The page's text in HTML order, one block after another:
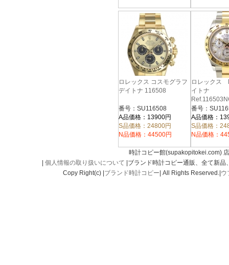
ロレックス コスモグラフ
デイトナ 116508
番号：SU116508
A品価格：13900円
S品価格：24800円
N品価格：44500円
ロレックス
イトナ
トシェル
番号：
A品価格：
S品価格：
N品価格：
時計コピー館(supakopitokei.com)
個人情報の取り扱いについて |ブランド時計コピー通販、全て新
Copy Right(c) | ブランド時計コピー | All Rights Reserved.| ウ